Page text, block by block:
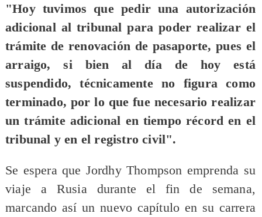
"Hoy tuvimos que pedir una autorización
adicional al tribunal para poder realizar el
trámite de renovación de pasaporte, pues el
arraigo, si bien al día de hoy está
suspendido, técnicamente no figura como
terminado, por lo que fue necesario realizar
un trámite adicional en tiempo récord en el
tribunal y en el registro civil".
Se espera que Jordhy Thompson emprenda su
viaje a Rusia durante el fin de semana,
marcando así un nuevo capítulo en su carrera